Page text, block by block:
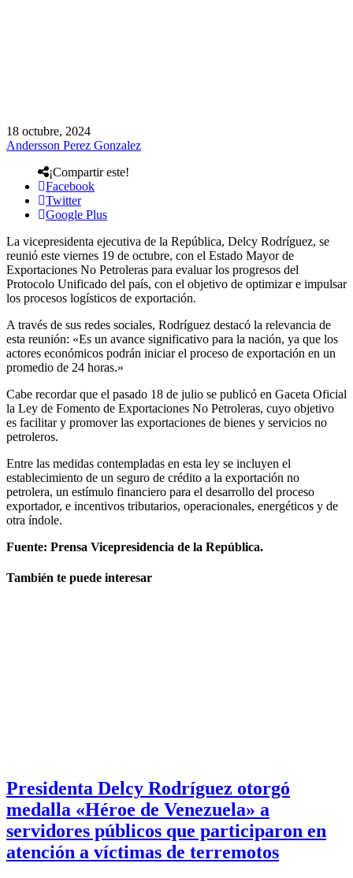
18 octubre, 2024
Andersson Perez Gonzalez
¡Compartir este!
Facebook
Twitter
Google Plus
La vicepresidenta ejecutiva de la República, Delcy Rodríguez, se
reunió este viernes 19 de octubre, con el Estado Mayor de
Exportaciones No Petroleras para evaluar los progresos del
Protocolo Unificado del país, con el objetivo de optimizar e impulsar
los procesos logísticos de exportación.
A través de sus redes sociales, Rodríguez destacó la relevancia de
esta reunión: «Es un avance significativo para la nación, ya que los
actores económicos podrán iniciar el proceso de exportación en un
promedio de 24 horas.»
Cabe recordar que el pasado 18 de julio se publicó en Gaceta Oficial
la Ley de Fomento de Exportaciones No Petroleras, cuyo objetivo
es facilitar y promover las exportaciones de bienes y servicios no
petroleros.
Entre las medidas contempladas en esta ley se incluyen el
establecimiento de un seguro de crédito a la exportación no
petrolera, un estímulo financiero para el desarrollo del proceso
exportador, e incentivos tributarios, operacionales, energéticos y de
otra índole.
Fuente: Prensa Vicepresidencia de la República.
También te puede interesar
Presidenta Delcy Rodríguez otorgó
medalla «Héroe de Venezuela» a
servidores públicos que participaron en
atención a víctimas de terremotos